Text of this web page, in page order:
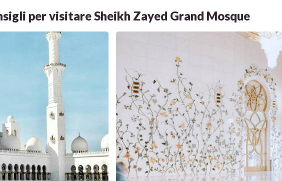
per visitare Sheikh Zayed Grand Mosque